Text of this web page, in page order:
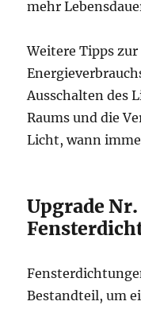
mehr
Weitere Tipps
Ausschalten des
Raums und die
Licht, wann
Upgrade Nr.
Bestandteil, um